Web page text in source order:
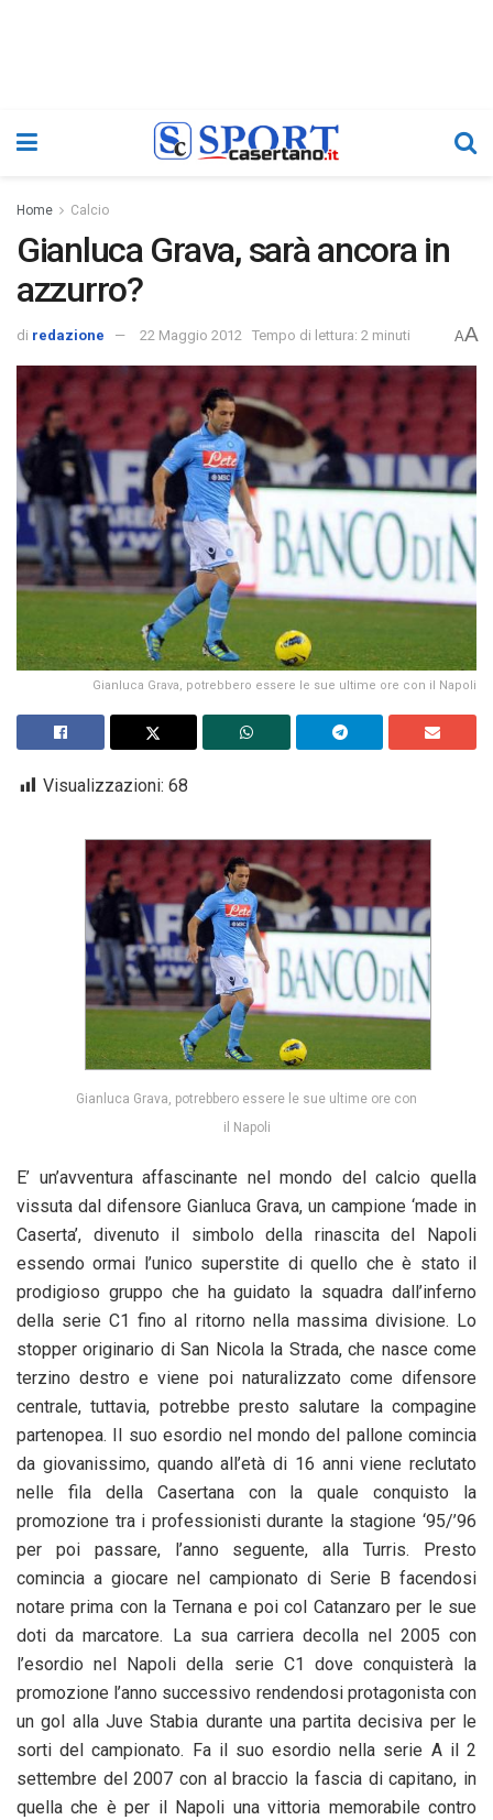
Home Calcio
Gianluca Grava, sarà ancora in
azzurro?
di redazione 22 Maggio 2012 Tempo di lettura: 2 minuti AA
Gianluca Grava, potrebbero essere le sue ultime ore con il Napoli
Visualizzazioni: 68
Gianluca Grava, potrebbero essere le sue ultime ore con
il Napoli
E’ un’avventura affascinante nel mondo del calcio quella
vissuta dal difensore Gianluca Grava, un campione ‘made in
Caserta’, divenuto il simbolo della rinascita del Napoli
essendo ormai l’unico superstite di quello che è stato il
prodigioso gruppo che ha guidato la squadra dall’inferno
della serie C1 fino al ritorno nella massima divisione. Lo
stopper originario di San Nicola la Strada, che nasce come
terzino destro e viene poi naturalizzato come difensore
centrale, tuttavia, potrebbe presto salutare la compagine
partenopea. Il suo esordio nel mondo del pallone comincia
da giovanissimo, quando all’età di 16 anni viene reclutato
nelle fila della Casertana con la quale conquisto la
promozione tra i professionisti durante la stagione ‘95/’96
per poi passare, l’anno seguente, alla Turris. Presto
comincia a giocare nel campionato di Serie B facendosi
notare prima con la Ternana e poi col Catanzaro per le sue
doti da marcatore. La sua carriera decolla nel 2005 con
l’esordio nel Napoli della serie C1 dove conquisterà la
promozione l’anno successivo rendendosi protagonista con
un gol alla Juve Stabia durante una partita decisiva per le
sorti del campionato. Fa il suo esordio nella serie A il 2
settembre del 2007 con al braccio la fascia di capitano, in
quella che è per il Napoli una vittoria memorabile contro